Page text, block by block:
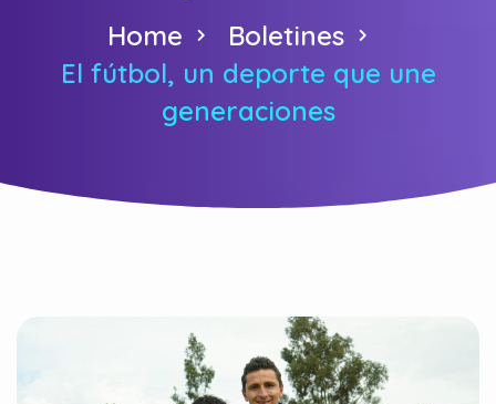
Home
Boletines
El fútbol, un deporte que une
generaciones